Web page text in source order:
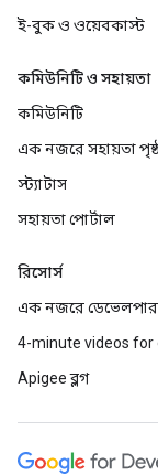
ই-বুক ও ওয়েবকাস্ট
কমিউনিটি ও সহায়তা
কমিউনিটি
এক নজরে সহায়তা
স্ট্যাটাস
সহায়তা পোর্টাল
রিসোর্স
এক নজরে ডেভেলপার
4-minute videos for
Apigee ব্লগ